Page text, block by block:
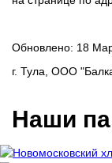
Обновлено: 18
г. Тула, ООО
Наши